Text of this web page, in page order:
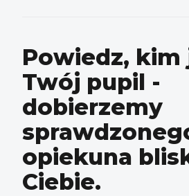
Powiedz, kim
Twój pupil -
dobierzemy
opiekuna
Ciebie.